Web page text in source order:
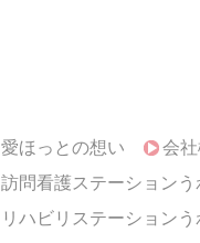
愛ほっとの想い
会
訪問看護ステーションう
リハビリステーション